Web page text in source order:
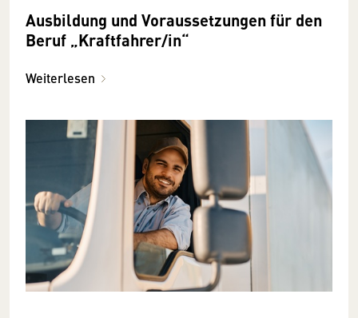
Ausbildung und Voraussetzungen für den
Beruf „Kraftfahrer/in“
Weiterlesen